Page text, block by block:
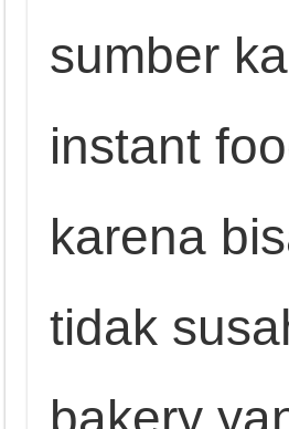
sumber
instant
karena
tidak